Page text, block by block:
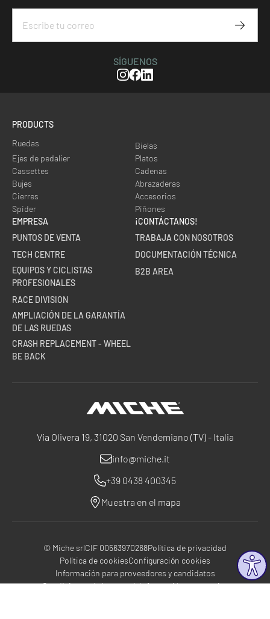
SÍGUENOS
Instagram
Facebook
Linkedin
Via Olivera 19, 31020 San Vendemiano (TV) - Italia
info@miche.it
+39 0438 400345
Muestra en el mapa
PRODUCTS
Ruedas
Bielas
Ejes de pedalier
Platos
Cassettes
Cadenas
Bujes
Abrazaderas
Cierres
Accesorios
Spider
Piñones
EMPRESA
PUNTOS DE VENTA
TECH CENTRE
EQUIPOS Y CICLISTAS
PROFESIONALES
RACE DIVISION
AMPLIACIÓN DE LA GARANTÍA
DE LAS RUEDAS
CRASH REPLACEMENT - WHEEL
BE BACK
¡CONTÁCTANOS!
TRABAJA CON NOSOTROS
DOCUMENTACIÓN TÉCNICA
B2B AREA
© Miche srlCIF 00563970268Política de privacidad
Política de cookiesConfiguración cookies
Información para proveedores y candidatos
Condiciones de la garantíaInformación corporativa